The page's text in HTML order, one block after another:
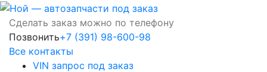
Сделать заказ можно по телефону
Позвонить+7 (391) 98-600-98
Все контакты
VIN запрос под заказ